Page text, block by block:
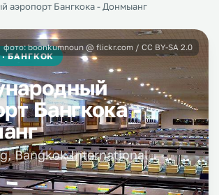
аэропорт Бангкока - Донмыанг
БАНГКОК
Бангкока -
Bangkok International
фото: boonkumnoun @ flickr.com / CC BY-SA 2.0